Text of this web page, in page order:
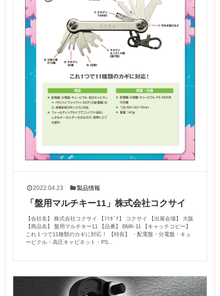
2022.04.23 製品情報
「盤用マルチキー11」株式会社コクサイ
【会社名】 株式会社コクサイ 【ﾌﾘｶﾞﾅ】 コクサイ 【出展会場】 大阪
【商品名】 盤用マルチキー11 【品番】 BMK-11 【キャッチコピー】
これ１つで11種類のカギに対応！ 【特長】 ・配電盤・分電盤・キュ
ービクル・高圧キャビネット・PS...